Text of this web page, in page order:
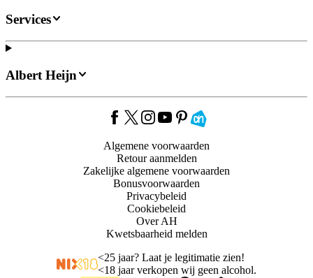
Services
Albert Heijn
Algemene voorwaarden
Retour aanmelden
Zakelijke algemene voorwaarden
Bonusvoorwaarden
Privacybeleid
Cookiebeleid
Over AH
Kwetsbaarheid melden
<25 jaar? Laat je legitimatie zien!
<18 jaar verkopen wij geen alcohol.